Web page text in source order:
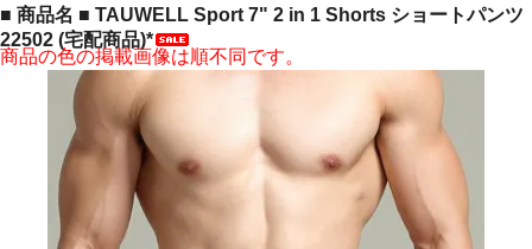
■ 商品名 ■ TAUWELL Sport 7" 2 in 1 Shorts ショートパンツ
22502 (宅配商品)*
商品の色の掲載画像は順不同です。